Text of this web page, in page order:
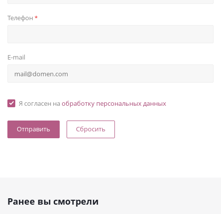
Телефон *
E-mail
Я согласен на обработку персональных данных
Сбросить
Ранее вы смотрели